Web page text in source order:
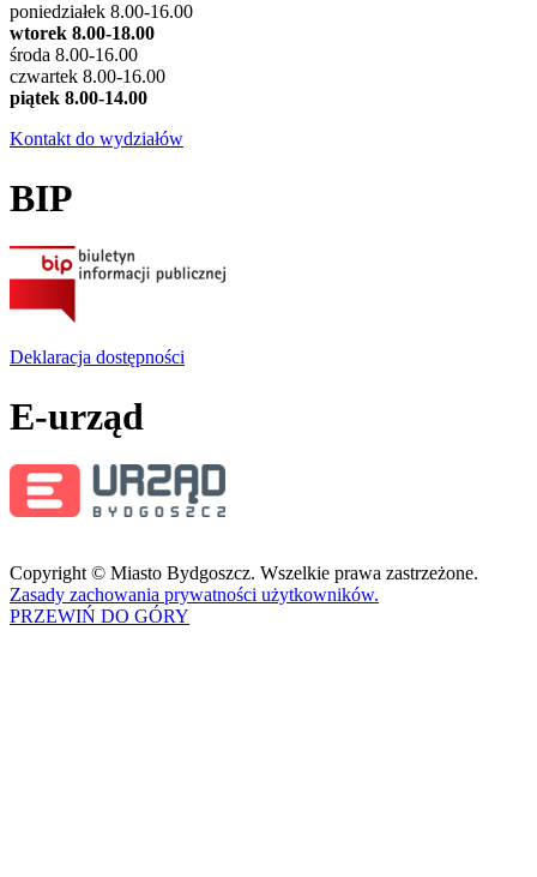
poniedziałek 8.00-16.00
wtorek 8.00-18.00
środa 8.00-16.00
czwartek 8.00-16.00
piątek 8.00-14.00
Kontakt do wydziałów
BIP
Deklaracja dostępności
E-urząd
Copyright © Miasto Bydgoszcz. Wszelkie prawa zastrzeżone.
Zasady zachowania prywatności użytkowników.
PRZEWIŃ DO GÓRY